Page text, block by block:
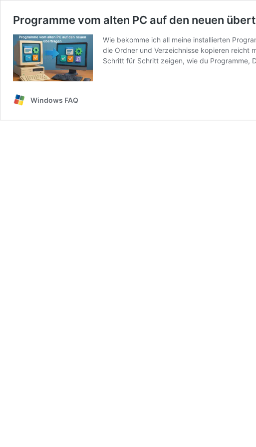
Programme vom alten PC auf den neuen
Wie bekomme ich all meine installierten
die Ordner und Verzeichnisse kopieren reicht
Schritt für Schritt zeigen, wie du Programme,
Windows FAQ